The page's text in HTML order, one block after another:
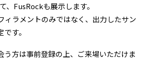
、FusRockも展示します。
ィラメントのみではなく、出力したサン
す。
う方は事前登録の上、ご来場いただけま